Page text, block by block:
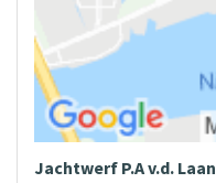
Jachtwerf P.A v.d. Laan